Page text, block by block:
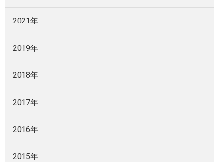
2021年
2019年
2018年
2017年
2016年
2015年